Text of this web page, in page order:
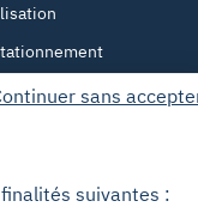
Recharge sans
suivantes :